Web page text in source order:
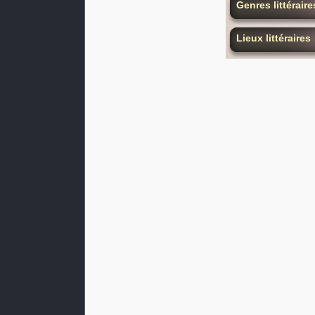
Genres
Lieux littéraires